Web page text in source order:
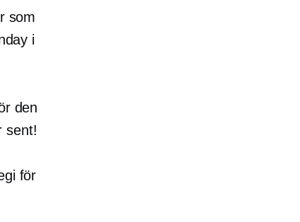
som
i
den
sent!
för